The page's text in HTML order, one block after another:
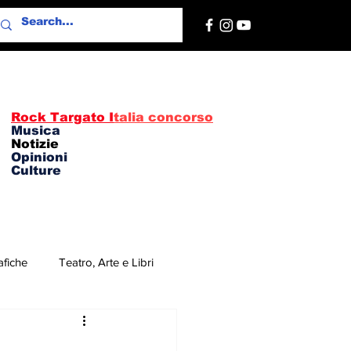
Rock Targato Italia concorso
Musica
Notizie
Opinioni
Culture
Teatro, Arte e Libri